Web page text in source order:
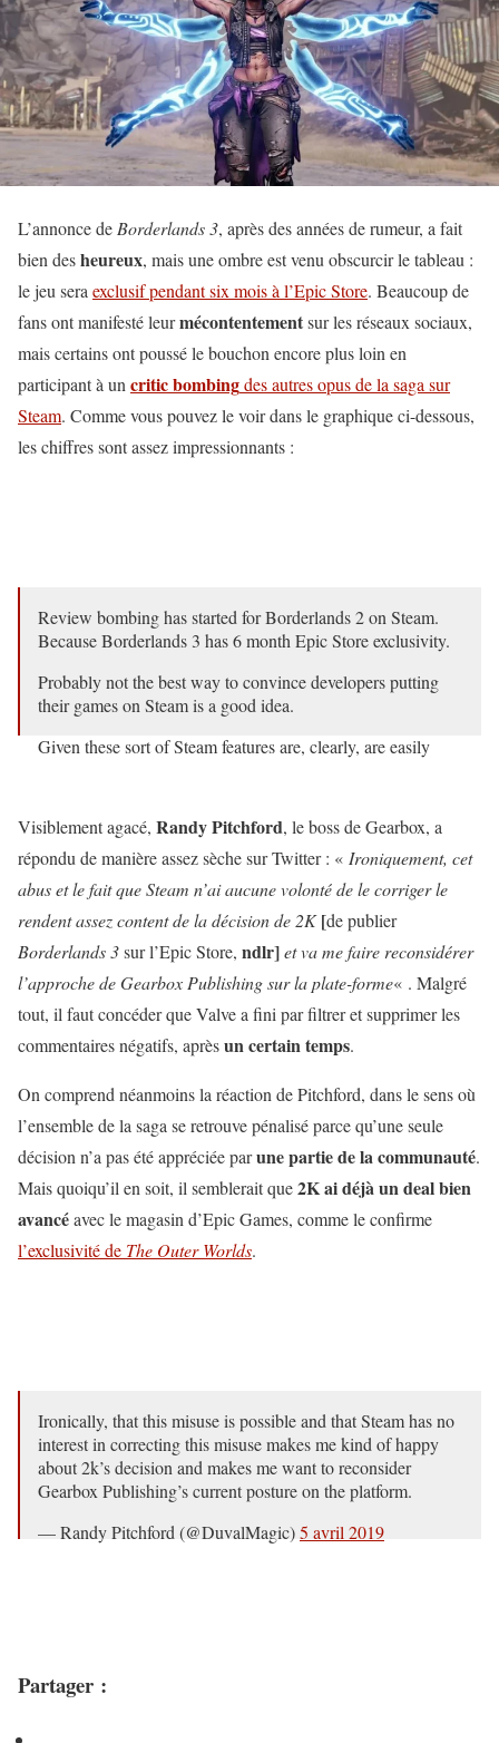
L’annonce de Borderlands 3, après des années de rumeur, a fait
bien desheureux, mais une ombre est venu obscurcir le tableau :
le jeu sera exclusif pendant six mois à l’Epic Store. Beaucoup de
fans ont manifesté leurmécontentementsur les réseaux sociaux,
mais certains ont poussé le bouchon encore plus loin en
participant à un critic bombingdes autres opus de la saga sur
Steam. Comme vous pouvez le voir dans le graphique ci-dessous,
les chiffres sont assez impressionnants :
Review bombing has started for Borderlands 2 on Steam.
Because Borderlands 3 has 6 month Epic Store exclusivity.
Probably not the best way to convince developers putting
their games on Steam is a good idea.
Given these sort of Steam features are, clearly, are easily
Visiblement agacé, Randy Pitchford, le boss de Gearbox, a
répondu de manière assez sèche sur Twitter : « Ironiquement, cet
abus et le fait que Steam n’ai aucune volonté de le corriger le
rendent assez content de la décision de 2K [de publier
Borderlands 3sur l’Epic Store, ndlr]et va me faire reconsidérer
l’approche de Gearbox Publishing sur la plate-forme« . Malgré
tout, il faut concéder que Valve a fini par filtrer et supprimer les
commentaires négatifs, aprèsun certain temps.
On comprend néanmoins la réaction de Pitchford, dans le sens où
l’ensemble de la saga se retrouve pénalisé parce qu’une seule
décision n’a pas été appréciée parune partie de la communauté.
Mais quoiqu’il en soit, il semblerait que2K ai déjà un deal bien
avancéavec le magasin d’Epic Games, comme le confirme
l’exclusivité de The Outer Worlds.
Ironically, that this misuse is possible and that Steam has no
interest in correcting this misuse makes me kind of happy
about 2k’s decision and makes me want to reconsider
Gearbox Publishing’s current posture on the platform.
— Randy Pitchford (@DuvalMagic)5 avril 2019
Partager :